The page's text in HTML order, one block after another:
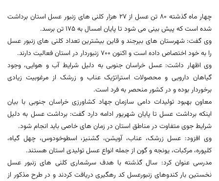
چهار ماه گذشته 80 تن عسل از 27 هزار کلنی های زنبور عسل استان برداشت
شده است که پیش بینی می شود تا پایان امسال به 175 تن برسد.
وی گفت: شهرستان های بیرجند و قاین بیشترین تعداد کلنی های زنبور عسل
را به خود اختصاص داده است و اکنون 700 زنبوردار در استان فعالیت دارند.
وی اظهار داشت: عسل خراسان جنوبی به دلیل شرایط آب و هوایی، وجود
گیاهان دارویی و محصولات استراتژیک عناب و زرشک از مرغوبیت زیادی
برخوردار بوده و در کشور منحصر به فرد است.
معاون بهبود تولیدات دامی سازمان جهاد کشاورزی خراسان جنوبی با بیان
اینکه برداشت عسل تا پایان شهریور ادامه دارد گفت: برداشت عسل به دلیل
شرایط جوی متفاوت در مناطق استان در زمان های خاصی باید انجام شود.
وی افزود: عسل زرشک، عناب، آویشن، گشنیز، اسطوخودوس، چهل گیاه،
کلپوره، مرکبات، یونجه و گون از جمله انواع عسل تولیدی استان هستند.
مدرسی عنوان کرد: سال گذشته با هدف سرشماری کلنی های زنبور عسل
نخستین بار کندوهای زنبورعسل کد رهگیری دریافت کردند و در طرح مذکور از